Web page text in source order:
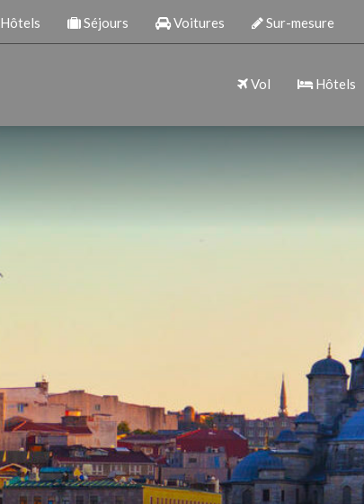
Hôtels Séjours Voitures Sur-mesure
Vol Hôtels